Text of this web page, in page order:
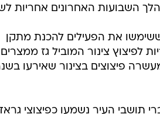
השבועות האחרונים אחריות
את הפעילים להכנת מתקן
לפיצוץ צינור המוביל גז ממצרים
פיצוצים בצינור שאירעו
תושבי העיר נשמעו כפיצוצי